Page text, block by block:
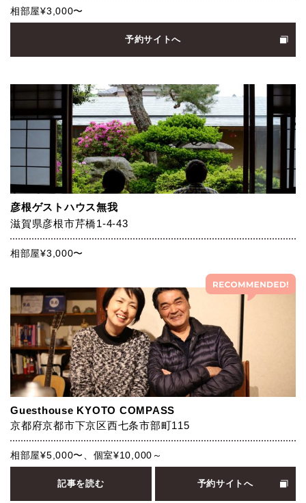
相部屋¥3,000〜
予約サイトへ
彦根ゲストハウス無我
滋賀県彦根市芹橋1-4-43
相部屋¥3,000〜
Guesthouse KYOTO COMPASS
京都府京都市下京区西七条市部町115
相部屋¥5,000〜、個室¥10,000～
記事を読む 予約サイトへ